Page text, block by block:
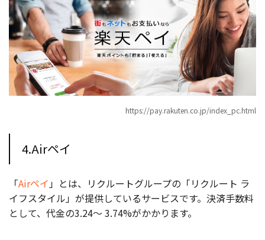
https://pay.rakuten.co.jp/index_pc.html
4.Airペイ
「Airペイ」とは、リクルートグループの「リクルート ラ
イフスタイル」が提供しているサービスです。決済手数料
として、代金の3.24〜 3.74%がかかります。